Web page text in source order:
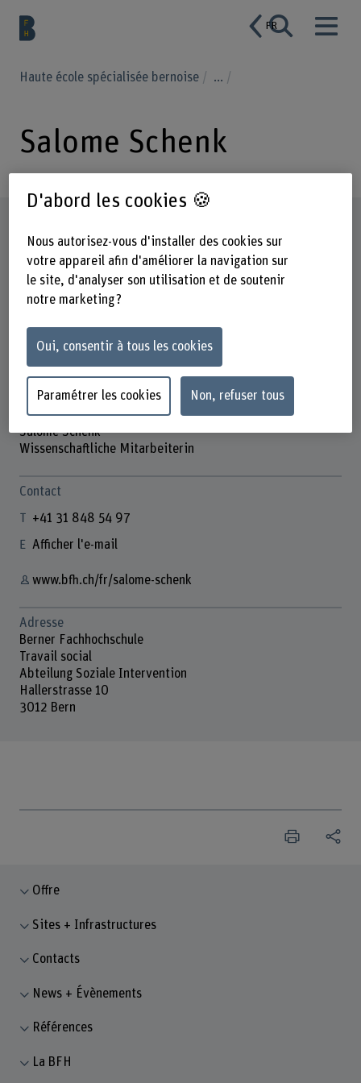
FR
Haute école spécialisée bernoise ...
Salome Schenk
Salome Schenk
Wissenschaftliche Mitarbeiterin
Contact
+41 31 848 54 97
Afficher l'e-mail
www.bfh.ch/fr/salome-schenk
Adresse
Berner Fachhochschule
Travail social
Abteilung Soziale Intervention
Hallerstrasse 10
3012 Bern
Offre
Sites + Infrastructures
Contacts
News + Évènements
Références
La BFH
D'abord les cookies 🍪
Nous autorisez-vous d'installer des cookies sur
votre appareil afin d'améliorer la navigation sur
le site, d'analyser son utilisation et de soutenir
notre marketing ?
Oui, consentir à tous les cookies
Paramétrer les cookies Non, refuser tous